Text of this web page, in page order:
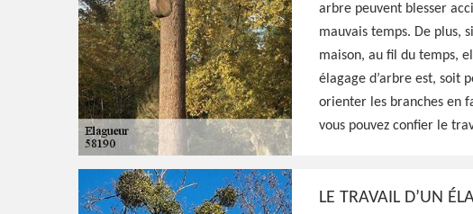
Artisan élagueur
Moulinot 58190
Elagueur professionnel à Moissy Moulinot 58190, HJ
peut donner une meilleure silhouette et santé à vos
élaguant, travaux de qualité et réalisés selon les
arbre peuvent blesser
mauvais temps. De plus,
maison, au fil du temps,
élagage d’arbre est, soit
orienter les branches en
vous pouvez confier le
LE TRAVAIL D’UN